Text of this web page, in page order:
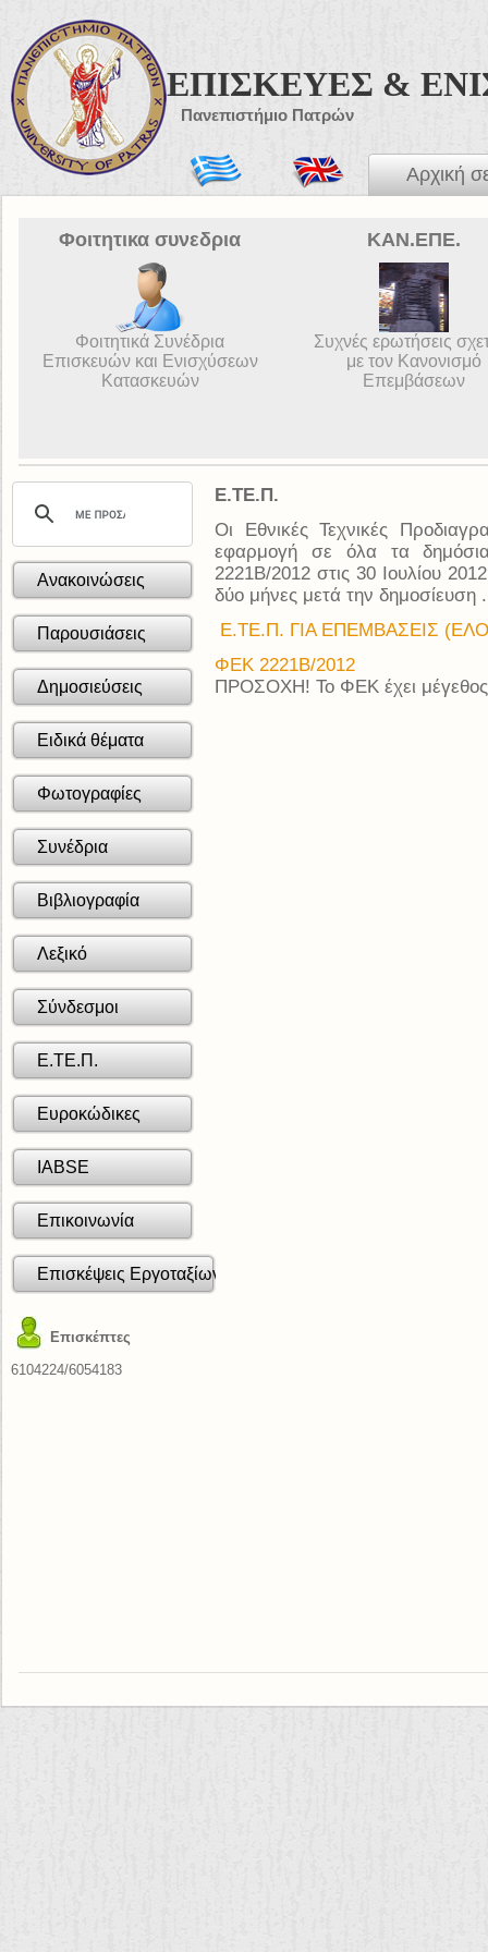
ΕΠΙΣΚΕΥΕΣ &
Πανεπιστήμιο Πατρών
Αρχική
Φοιτητικα συνεδρια
Φοιτητικά Συνέδρια
Επισκευών και Ενισχύσεων
Κατασκευών
ΚΑΝ.ΕΠΕ.
Συχνές ερωτήσεις
με τον Κανονισμό
Επεμβάσεων
Ανακοινώσεις
Παρουσιάσεις
Δημοσιεύσεις
Ειδικά θέματα
Φωτογραφίες
Συνέδρια
Βιβλιογραφία
Λεξικό
Σύνδεσμοι
Ε.ΤΕ.Π.
Ευροκώδικες
IABSE
Επικοινωνία
Επισκέψεις Εργοταξίων
Επισκέπτες
6104224/6054183
Ε.ΤΕ.Π.
Οι Εθνικές Τεχνικές
εφαρμογή σε όλα τα
2221Β/2012 στις 30 Ιουλίου
δύο μήνες μετά την δημοσίευση .
Ε.ΤΕ.Π. ΓΙΑ ΕΠΕΜΒΑΣΕΙΣ
ΦΕΚ 2221Β/2012
ΠΡΟΣΟΧΗ! Το ΦΕΚ έχει